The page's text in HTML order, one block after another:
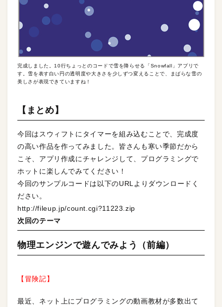
完成しました。10行ちょっとのコードで雪を降らせる「Snowfall」アプリで
す。雪を表す白い円の透明度や大きさを少しずつ変えることで、まばらな雪の
美しさが表現できていますね！
【まとめ】
今回はスウィフトにタイマーを組み込むことで、完成度
の高い作品を作ってみました。皆さんも寒い季節だから
こそ、アプリ作成にチャレンジして、プログラミングで
ホットに楽しんでみてください！
今回のサンプルコードは以下のURLよりダウンロードく
ださい。
http://fileup.jp/count.cgi?11223.zip
次回のテーマ
物理エンジンで遊んでみよう（前編）
【冒険記】
最近、ネット上にプログラミングの動画教材が多数出て